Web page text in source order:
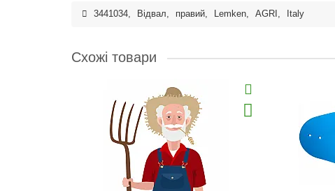
3441034, Відвал, правий, Lemken, AGRI , Italy
Схожі товари